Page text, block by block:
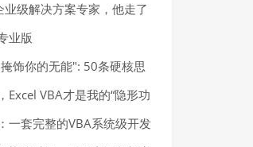
业级解决方案专家，他走了
业版
饰你的无能": 50条硬核思
Excel VBA才是我的“隐形功
一套完整的VBA系统级开发